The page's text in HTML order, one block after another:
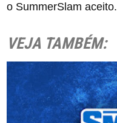
o SummerSlam aceito.
VEJA TAMBÉM: